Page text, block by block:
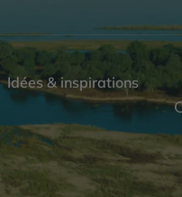
Idées & inspirations